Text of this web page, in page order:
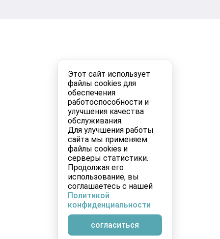
Этот сайт использует
файлы cookies для
обеспечения
работоспособности и
улучшения качества
обслуживания.
Для улучшения работы
сайта мы применяем
файлы cookies и
серверы статистики.
Продолжая его
использование, вы
соглашаетесь с нашей
Политикой
конфиденциальности
согласиться